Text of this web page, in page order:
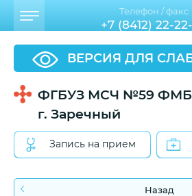
ВЕРСИЯ ДЛЯ
ФГБУЗ МСЧ №59
г. Заречный
Запись на прием
Телефон / факс
+7 (8412) 22-
Назад